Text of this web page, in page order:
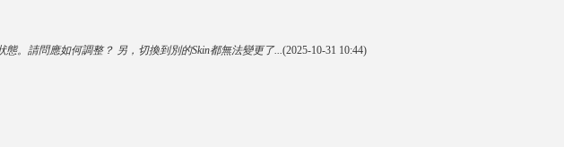
態。請問應如何調整？ 另，切換到別的Skin都無法變更了...(2025-10-31 10:44)